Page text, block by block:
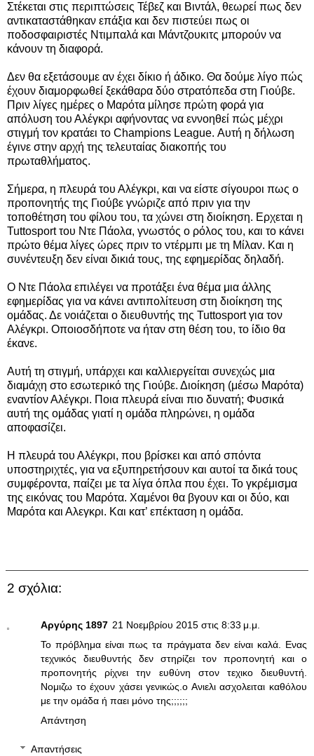
Στέκεται στις περιπτώσεις Τέβεζ και Βιντάλ, θεωρεί πως δεν
αντικαταστάθηκαν επάξια και δεν πιστεύει πως οι
ποδοσφαιριστές Ντιμπαλά και Μάντζουκιτς μπορούν να
κάνουν τη διαφορά.
Δεν θα εξετάσουμε αν έχει δίκιο ή άδικο. Θα δούμε λίγο πώς
έχουν διαμορφωθεί ξεκάθαρα δύο στρατόπεδα στη Γιούβε.
Πριν λίγες ημέρες ο Μαρότα μίλησε πρώτη φορά για
απόλυση του Αλέγκρι αφήνοντας να εννοηθεί πώς μέχρι
στιγμή τον κρατάει το Champions League. Αυτή η δήλωση
έγινε στην αρχή της τελευταίας διακοπής του
πρωταθλήματος.
Σήμερα, η πλευρά του Αλέγκρι, και να είστε σίγουροι πως ο
προπονητής της Γιούβε γνώριζε από πριν για την
τοποθέτηση του φίλου του, τα χώνει στη διοίκηση. Ερχεται η
Tuttosport του Ντε Πάολα, γνωστός ο ρόλος του, και το κάνει
πρώτο θέμα λίγες ώρες πριν το ντέρμπι με τη Μίλαν. Και η
συνέντευξη δεν είναι δικιά τους, της εφημερίδας δηλαδή.
Ο Ντε Πάολα επιλέγει να προτάξει ένα θέμα μια άλλης
εφημερίδας για να κάνει αντιπολίτευση στη διοίκηση της
ομάδας. Δε νοιάζεται ο διευθυντής της Tuttosport για τον
Αλέγκρι. Οποιοσδήποτε να ήταν στη θέση του, το ίδιο θα
έκανε.
Αυτή τη στιγμή, υπάρχει και καλλιεργείται συνεχώς μια
διαμάχη στο εσωτερικό της Γιούβε. Διοίκηση (μέσω Μαρότα)
εναντίον Αλέγκρι. Ποια πλευρά είναι πιο δυνατή; Φυσικά
αυτή της ομάδας γιατί η ομάδα πληρώνει, η ομάδα
αποφασίζει.
Η πλευρά του Αλέγκρι, που βρίσκει και από σπόντα
υποστηριχτές, για να εξυπηρετήσουν και αυτοί τα δικά τους
συμφέροντα, παίζει με τα λίγα όπλα που έχει. Το γκρέμισμα
της εικόνας του Μαρότα. Χαμένοι θα βγουν και οι δύο, και
Μαρότα και Αλεγκρι. Και κατ’ επέκταση η ομάδα.
2 σχόλια:
Αργύρης 1897 21 Νοεμβρίου 2015 στις 8:33 μ.μ.
Το πρόβλημα είναι πως τα πράγματα δεν είναι καλά. Ενας
τεχνικός διευθυντής δεν στηρίζει τον προπονητή και ο
προπονητής ρίχνει την ευθύνη στον τεχικο διευθυντή.
Νομιζω το έχουν χάσει γενικώς.ο Ανιελι ασχολειται καθόλου
με την ομάδα ή παει μόνο της;;;;;;
Απάντηση
Απαντήσεις